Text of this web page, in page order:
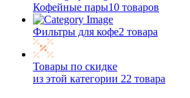
Кофейные пары10 товаров
Фильтры для кофе2 товара
Товары по скидке
из этой категории 22 товара